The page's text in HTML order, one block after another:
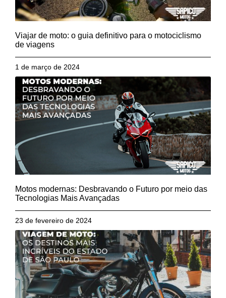
Viajar de moto: o guia definitivo para o motociclismo
de viagens
1 de março de 2024
Motos modernas: Desbravando o Futuro por meio das
Tecnologias Mais Avançadas
23 de fevereiro de 2024